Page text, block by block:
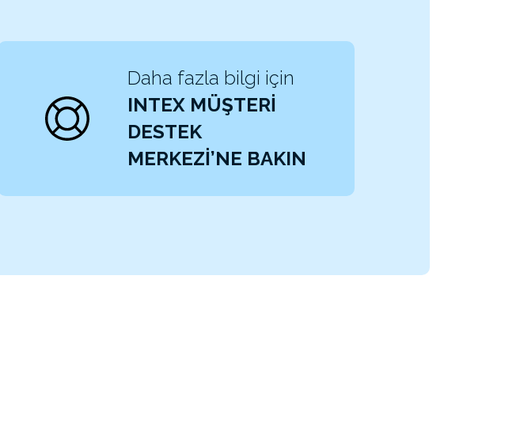
Daha fazla bilgi için
INTEX MÜŞTERİ
DESTEK
MERKEZİ’NE BAKIN